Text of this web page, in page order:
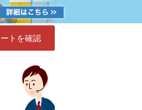
トを確認